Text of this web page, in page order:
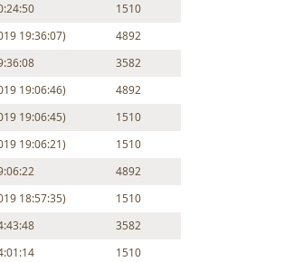
1510
19:36:07)
4892
3582
19:06:46)
4892
19:06:45)
1510
19:06:21)
1510
4892
18:57:35)
1510
3582
1510